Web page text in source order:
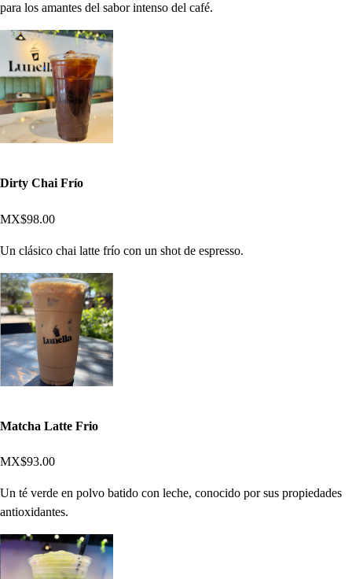
para los amantes del sabor intenso del café.
Dirty Chai Frío
MX$98.00
Un clásico chai latte frío con un shot de espresso.
Matcha Latte Frio
MX$93.00
Un té verde en polvo batido con leche, conocido por sus propiedades
antioxidantes.